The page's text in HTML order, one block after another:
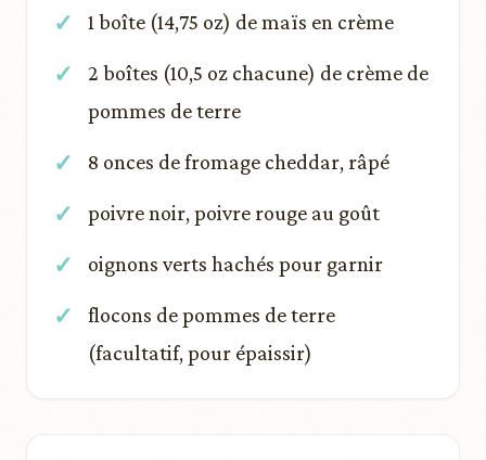
1 boîte (14,75 oz) de maïs en crème
2 boîtes (10,5 oz chacune) de crème de
pommes de terre
8 onces de fromage cheddar, râpé
poivre noir, poivre rouge au goût
oignons verts hachés pour garnir
flocons de pommes de terre
(facultatif, pour épaissir)